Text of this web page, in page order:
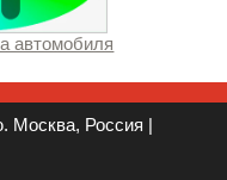
автомобиля
Москва, Россия |